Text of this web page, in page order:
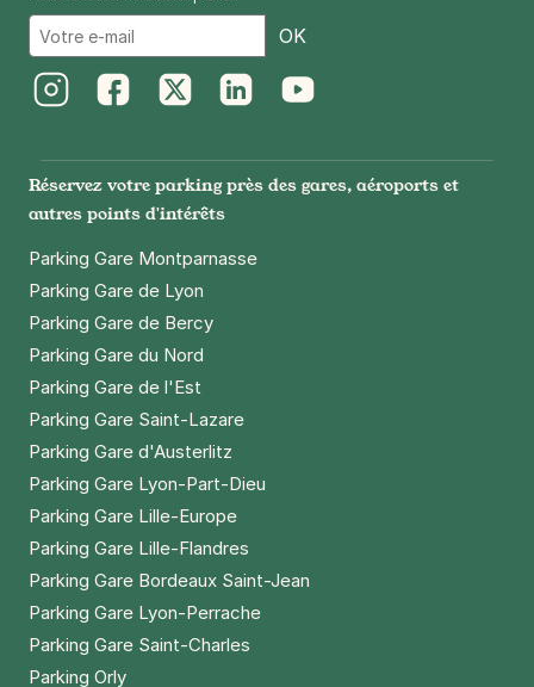
+ Abonnements disponibles
75011
Paris
Réserver
+ Abonnements disponibles
75011Paris
4,2(727 avis)
/heure 100 €/semaine
+ Abonnements disponibles
OK
Réservez votre parking près des gares, aéroports et
autres points d'intérêts
Parking Gare Montparnasse
Parking Gare de Lyon
Parking Gare de Bercy
Parking Gare du Nord
Parking Gare de l'Est
Parking Gare Saint-Lazare
Parking Gare d'Austerlitz
Parking Gare Lyon-Part-Dieu
Parking Gare Lille-Europe
Parking Gare Lille-Flandres
Parking Gare Bordeaux Saint-Jean
Parking Gare Lyon-Perrache
Parking Gare Saint-Charles
Parking Orly